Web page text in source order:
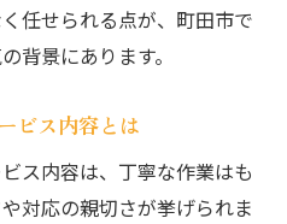
任せられる点が、町田市で
背景にあります。
ビス内容とは
ス内容は、丁寧な作業はも
対応の親切さが挙げられま